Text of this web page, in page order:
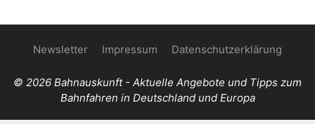
Newsletter Impressum Datenschutzerklärung
© 2026 Bahnauskunft - Aktuelle Angebote und Tipps zum
Bahnfahren in Deutschland und Europa